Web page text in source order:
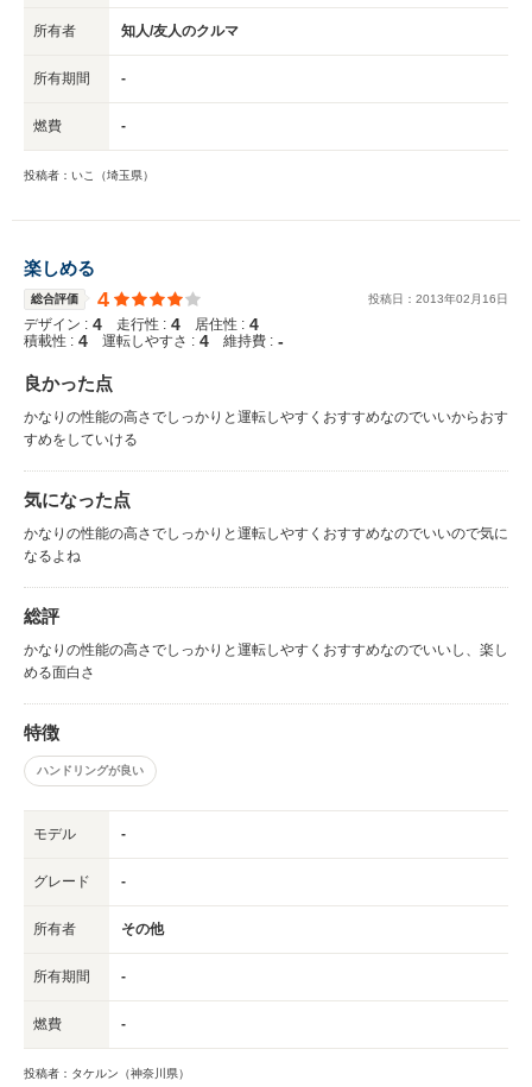
所有者 知人/友人のクルマ
所有期間 -
燃費 -
投稿者：いこ（埼玉県）
楽しめる
総合評価 4 投稿日： 2013年02 月 16日
デザイン : 4 走行性 : 4 居住性 : 4
積載性 : 4 運転しやすさ : 4 維持費 : -
良かった点
かなりの性能の高さでしっかりと運転しやすくおすすめなのでいいからおす
すめをしていける
気になった点
かなりの性能の高さでしっかりと運転しやすくおすすめなのでいいので気に
なるよね
総評
かなりの性能の高さでしっかりと運転しやすくおすすめなのでいいし、楽し
める面白さ
特徴
ハンドリングが良い
モデル -
グレード -
所有者 その他
所有期間 -
燃費 -
投稿者：タケルン（神奈川県）